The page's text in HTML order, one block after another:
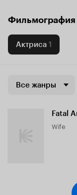
Фильмография
Актриса 1
Все жанры
Fatal
Wife